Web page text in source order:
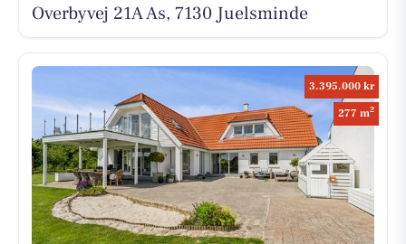
Overbyvej 21A As, 7130 Juelsminde
3.395.000 kr
277 m2